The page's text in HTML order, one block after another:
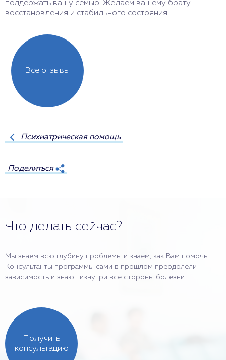
поддержать вашу семью. Желаем вашему брату
восстановления и стабильного состояния.
Все отзывы
Психиатрическая помощь
Поделиться
Что делать сейчас?
Мы знаем всю глубину проблемы и знаем, как Вам помочь.
Консультанты программы сами в прошлом преодолели
зависимость и знают изнутри все стороны болезни.
Получить
консультацию